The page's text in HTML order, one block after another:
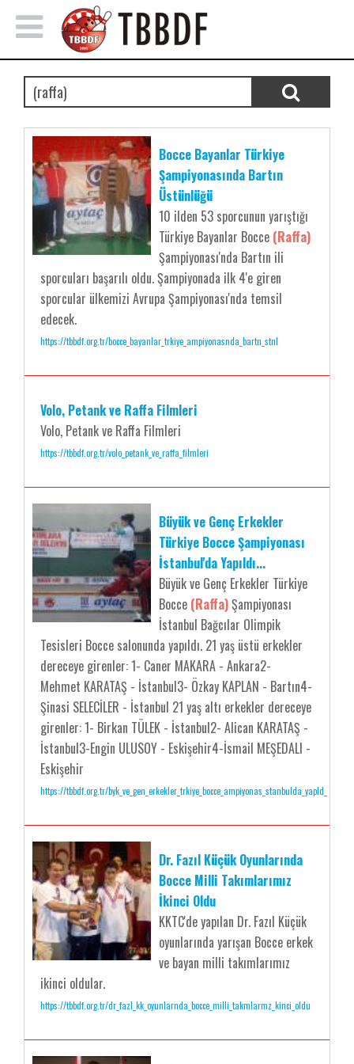
Bocce Bayanlar Türkiye
Şampiyonasında Bartın
Üstünlüğü
10 ilden 53 sporcunun yarıştığı
Türkiye Bayanlar Bocce (Raffa)
Şampiyonası'nda Bartın ili
sporcuları başarılı oldu. Şampiyonada ilk 4'e giren
sporcular ülkemizi Avrupa Şampiyonası'nda temsil
edecek.
https://tbbdf.org.tr/bocce_bayanlar_trkiye_ampiyonasnda_bartn_stnl
Volo, Petank ve Raffa Filmleri
Volo, Petank ve Raffa Filmleri
https://tbbdf.org.tr/volo_petank_ve_raffa_filmleri
Büyük ve Genç Erkekler
Türkiye Bocce Şampiyonası
İstanbul'da Yapıldı...
Büyük ve Genç Erkekler Türkiye
Bocce (Raffa)Şampiyonası
İstanbul Bağcılar Olimpik
Tesisleri Bocce salonunda yapıldı. 21 yaş üstü erkekler
dereceye girenler: 1- Caner MAKARA - Ankara2-
Mehmet KARATAŞ - İstanbul3- Özkay KAPLAN - Bartın4-
Şinasi SELECİLER - İstanbul 21 yaş altı erkekler dereceye
girenler: 1- Birkan TÜLEK - İstanbul2- Alican KARATAŞ -
İstanbul3-Engin ULUSOY - Eskişehir4-İsmail MEŞEDALI -
Eskişehir
https://tbbdf.org.tr/byk_ve_gen_erkekler_trkiye_bocce_ampiyonas_stanbulda_yapld_
Dr. Fazıl Küçük Oyunlarında
Bocce Milli Takımlarımız
İkinci Oldu
KKTC'de yapılan Dr. Fazıl Küçük
oyunlarında yarışan Bocce erkek
ve bayan milli takımlarımız
ikinci oldular.
https://tbbdf.org.tr/dr_fazl_kk_oyunlarnda_bocce_milli_takmlarmz_kinci_oldu